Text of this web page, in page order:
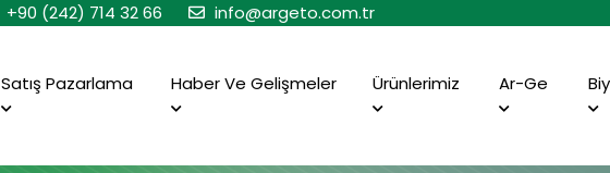
+90 (242) 714 32 66 info@argeto.com.tr
Satış Pazarlama Haber Ve Gelişmeler Ürünlerimiz Ar-Ge